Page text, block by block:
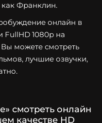
Франклин.
онлайн в
FullHD 1080p на
можете смотреть
лучшие озвучки,
смотреть онлайн
качестве HD